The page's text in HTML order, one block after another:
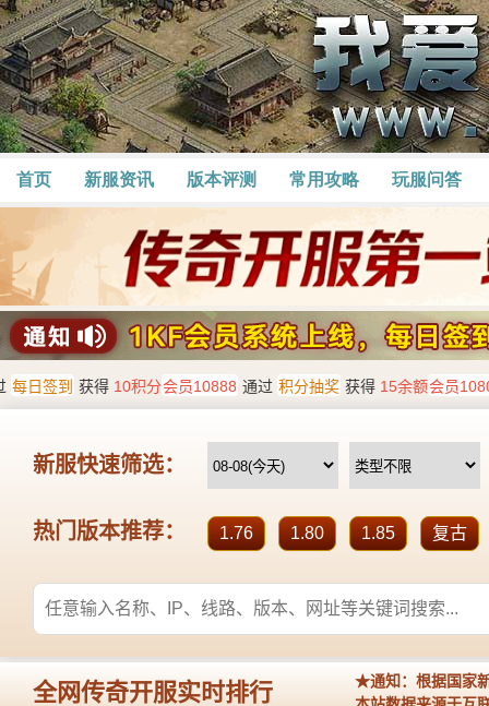
首页 新服资讯 版本评测 常用攻略 玩服问答